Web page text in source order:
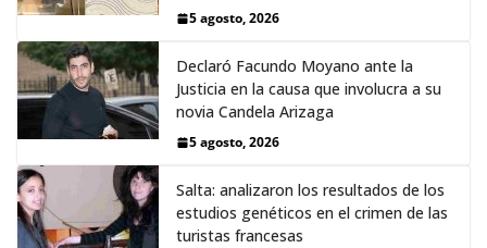
5 agosto, 2026
Declaró Facundo Moyano ante la
Justicia en la causa que involucra a su
novia Candela Arizaga
5 agosto, 2026
Salta: analizaron los resultados de los
estudios genéticos en el crimen de las
turistas francesas